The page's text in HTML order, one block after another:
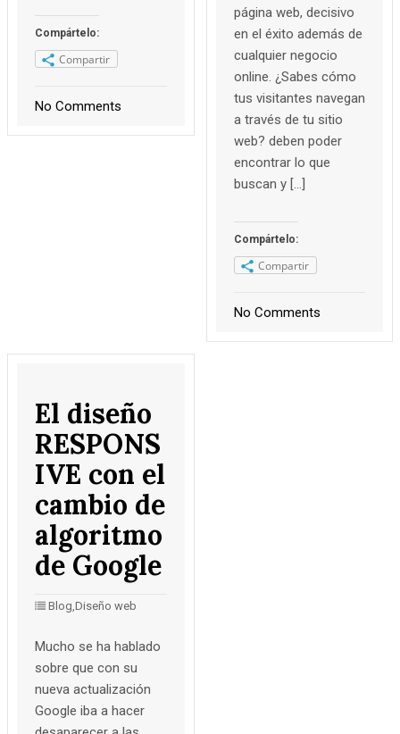
Compártelo:
Compartir
No Comments
página web, decisivo
en el éxito además de
cualquier negocio
online. ¿Sabes cómo
tus visitantes navegan
a través de tu sitio
web? deben poder
encontrar lo que
buscan y […]
Compártelo:
Compartir
No Comments
El diseño
RESPONS
IVE con el
cambio de
algoritmo
de Google
Blog,Diseño web
Mucho se ha hablado
sobre que con su
nueva actualización
Google iba a hacer